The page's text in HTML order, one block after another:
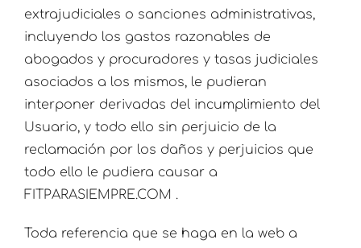
extrajudiciales o sanciones administrativas,
incluyendo los gastos razonables de
abogados y procuradores y tasas judiciales
asociados a los mismos, le pudieran
interponer derivadas del incumplimiento del
Usuario, y todo ello sin perjuicio de la
reclamación por los daños y perjuicios que
todo ello le pudiera causar a
FITPARASIEMPRE.COM .
Toda referencia que se haga en la web a